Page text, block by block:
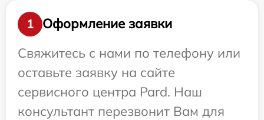
1
Оформление заявки
Свяжитесь с нами по телефону или
оставьте заявку на сайте
сервисного центра Pard. Наш
консультант перезвонит Вам для